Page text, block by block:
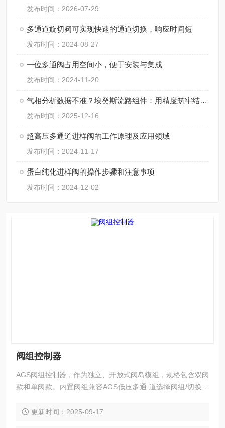
发布时间：2026-07-29
多通道旋切阀可实现快速的通道切换，响应时间短
发布时间：2024-08-27
一位多通阀占用空间小，便于安装与集成
发布时间：2024-11-20
气相分析数据不准？埃癸斯流路组件：用精度筑牢结果 “可信防线”！
发布时间：2025-12-16
超高压多通道进样阀的工作原理及应用领域
发布时间：2024-11-17
蛋白纯化进样阀的操作步骤和注意事项
发布时间：2024-12-02
阀组控制器
AGS阀组控制器，作为独立、开放式阀岛模组，规格包含双阀
款和单阀款。内置阀组兼容AGS低压多通 道选择阀组/切换阀
换阀组 、多位多通道进样 阀组等。用户可根据应用场景，直
更新时间：2025-09-17